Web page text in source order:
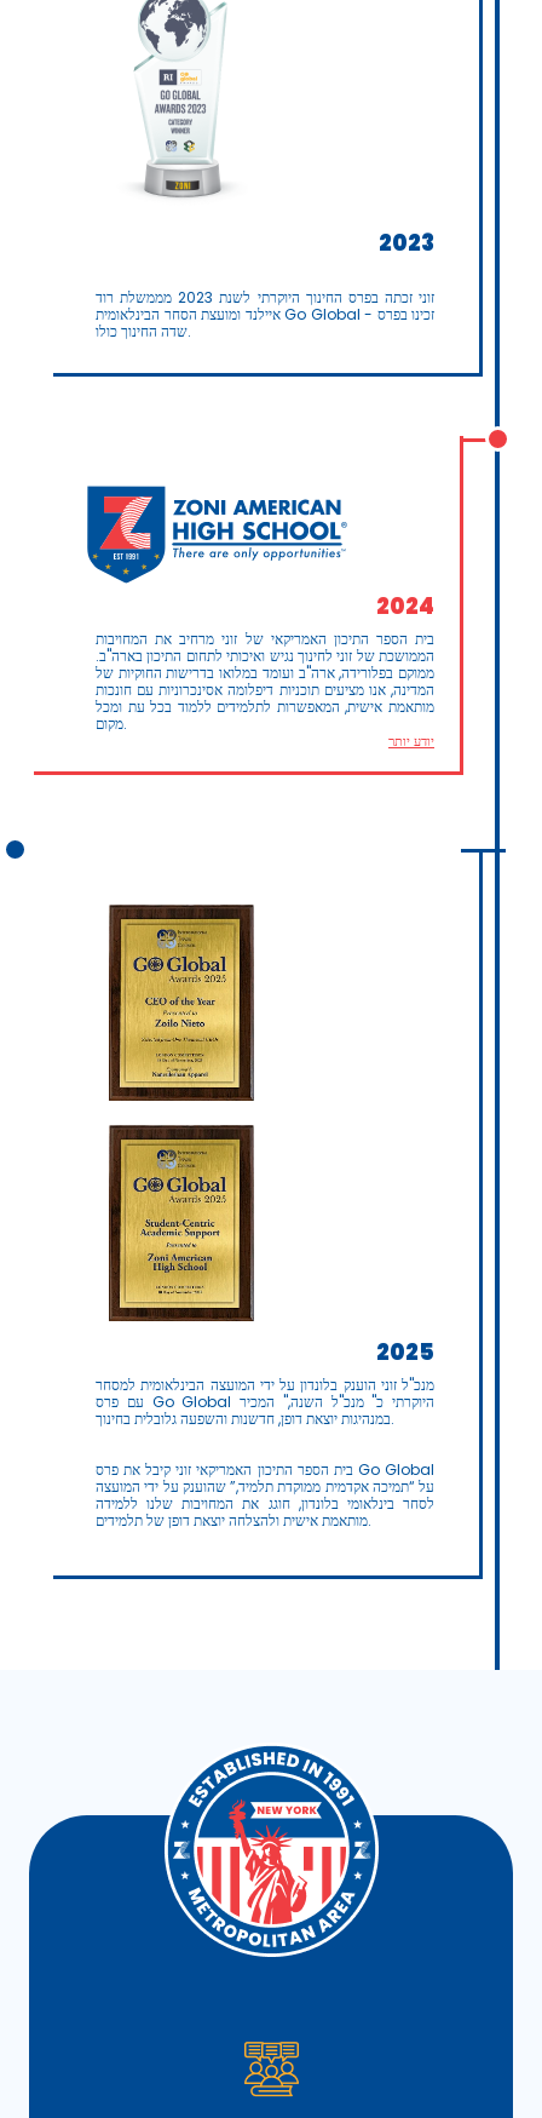
2023
זוני זכתה בפרס החינוך היוקרתי לשנת 2023 מממשלת רוד
איילנד ומועצת הסחר הבינלאומית Go Global - זכינו בפרס
שדה החינוך כולו.
2024
בית הספר התיכון האמריקאי של זוני מרחיב את המחויבות
הממושכת של זוני לחינוך נגיש ואיכותי לתחום התיכון בארה"ב.
ממוקם בפלורידה, ארה"ב ועומד במלואו בדרישות החוקיות של
המדינה, אנו מציעים תוכניות דיפלומה אסינכרוניות עם חונכות
מותאמת אישית, המאפשרות לתלמידים ללמוד בכל עת ומכל
מקום.
יודע יותר
2025
מנכ"ל זוני הוענק בלונדון על ידי המועצה הבינלאומית למסחר
עם פרס Go Global היוקרתי כ" מנכ"ל השנה," המכיר
במנהיגות יוצאת דופן, חדשנות והשפעה גלובלית בחינוך.
בית הספר התיכון האמריקאי זוני קיבל את פרס Go Global
על “תמיכה אקדמית ממוקדת תלמיד,” שהוענק על ידי המועצה
לסחר בינלאומי בלונדון, חוגג את המחויבות שלנו ללמידה
מותאמת אישית ולהצלחה יוצאת דופן של תלמידים.